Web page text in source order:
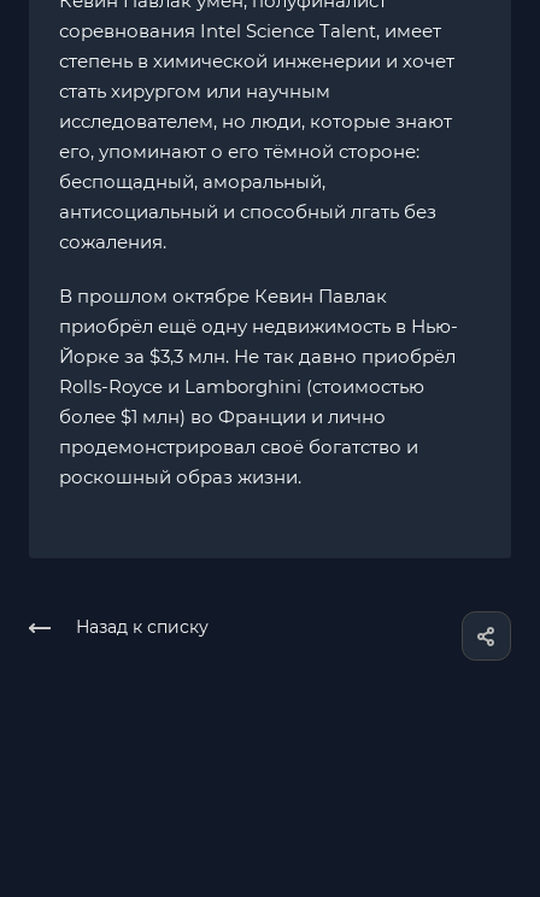
соревнования Intel Science Talent, имеет
степень в химической инженерии и хочет
стать хирургом или научным
исследователем, но люди, которые знают
его, упоминают о его тёмной стороне:
беспощадный, аморальный,
антисоциальный и способный лгать без
сожаления.
В прошлом октябре Кевин Павлак
приобрёл ещё одну недвижимость в Нью-
Йорке за $3,3 млн. Не так давно приобрёл
Rolls-Royce и Lamborghini (стоимостью
более $1 млн) во Франции и лично
продемонстрировал своё богатство и
роскошный образ жизни.
Назад к списку